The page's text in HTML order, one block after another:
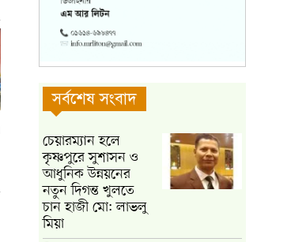
সর্বশেষ সংবাদ
চেয়ারম্যান হলে
কৃষ্ণপুরে সুশাসন ও
আধুনিক উন্নয়নের
নতুন দিগন্ত খুলতে
চান হাজী মো: লাভলু
মিয়া